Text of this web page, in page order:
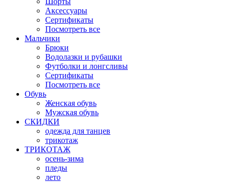
Аксессуары
Сертификаты
Посмотреть все
Мальчики
Брюки
Водолазки и рубашки
Футболки и лонгсливы
Сертификаты
Посмотреть все
Обувь
Женская обувь
Мужская обувь
СКИДКИ
одежда для танцев
трикотаж
ТРИКОТАЖ
осень-зима
пледы
лето